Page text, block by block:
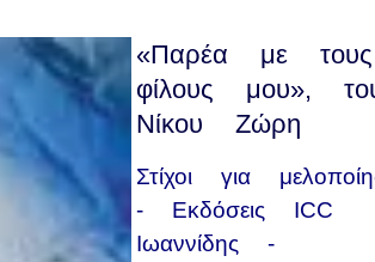
«Παρέα με τους
φίλους μου»,
Νίκου Ζώρη
Στίχοι για
- Εκδόσεις ICC
Ιωαννίδης -